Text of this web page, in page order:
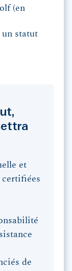
(en
un statut
et
de